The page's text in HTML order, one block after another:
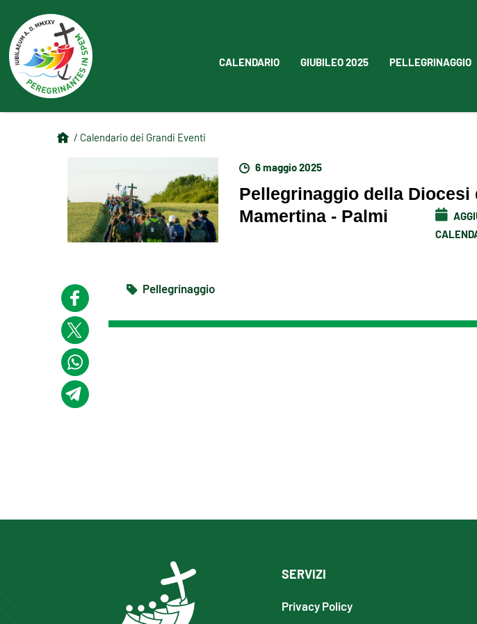
CALENDARIO GIUBILEO 2025 PELLEGRINAGGIO
/ Calendario dei Grandi Eventi
6 maggio 2025
Pellegrinaggio della Diocesi
Mamertina - Palmi
Pellegrinaggio
SERVIZI
Privacy Policy